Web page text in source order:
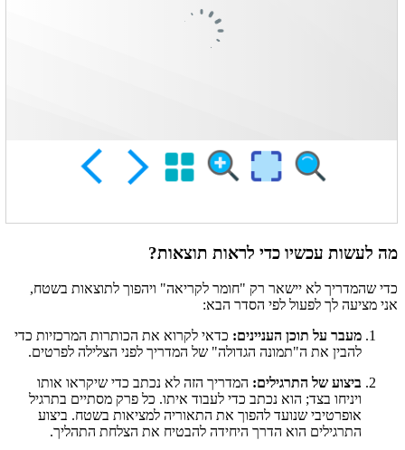
מה לעשות עכשיו כדי לראות תוצאות?
כדי שהמדריך לא יישאר רק "חומר לקריאה" ויהפוך לתוצאות בשטח,
אני מציעה לך לפעול לפי הסדר הבא:
מעבר על תוכן העניינים: כדאי לקרוא את הכותרות המרכזיות כדי
להבין את ה"תמונה הגדולה" של המדריך לפני הצלילה לפרטים.
ביצוע של התרגילים: המדריך הזה לא נכתב כדי שיקראו אותו
ויניחו בצד; הוא נכתב כדי לעבוד איתו. כל פרק מסתיים בתרגיל
אופרטיבי שנועד להפוך את התאוריה למציאות בשטח. ביצוע
התרגילים הוא הדרך היחידה להבטיח את הצלחת התהליך.